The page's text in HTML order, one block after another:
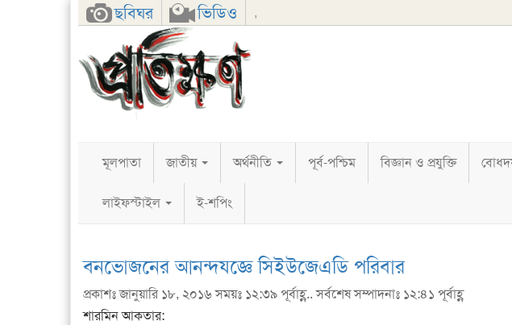
ছবিঘর ভিডিও ,
FacebookTwitterGoogle+
মূলপাতা জাতীয় অর্থনীতি পূর্ব-পশ্চিম বিজ্ঞান ও প্রযুক্তি
লাইফস্টাইল ই-শপিং
বনভোজনের আনন্দযজ্ঞে সিইউজেএডি পরিবার
প্রকাশঃ জানুয়ারি ১৮, ২০১৬ সময়ঃ ১২:৩৯ পূর্বাহ্ণ.. সর্বশেষ সম্পাদনাঃ ১২:৪১ পূর্বাহ্ণ
শারমিন আকতার: